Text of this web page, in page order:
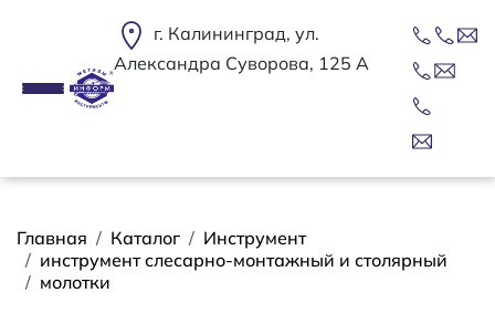
г. Калининград, ул.
Александра Суворова, 125 А
Строка навигации
Главная Каталог
Инструмент
инструмент слесарно-монтажный и столярный
молотки